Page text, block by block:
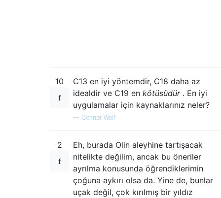
10
C13 en iyi yöntemdir, C18 daha az
idealdir ve C19 en kötüsüdür. En iyi
uygulamalar için kaynaklarınız neler?
— Connor Wolf
2
Eh, burada Olin aleyhine tartışacak
nitelikte değilim, ancak bu öneriler
ayrılma konusunda öğrendiklerimin
çoğuna aykırı olsa da. Yine de, bunlar
uçak değil, çok kırılmış bir yıldız